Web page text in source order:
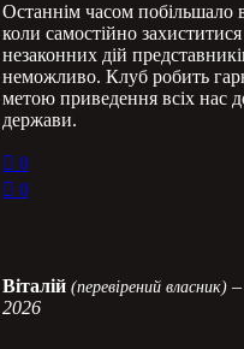
Останнім часом побільшало
коли самостійно захиститися
незаконних дій
неможливо. Клуб робить
метою приведення всіх нас
держави.
0
0
Віталій (перевірений власник) –
2026